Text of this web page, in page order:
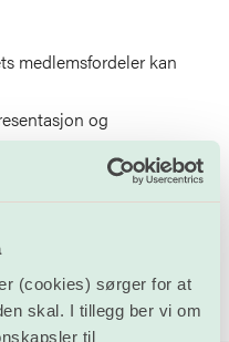
(cookies) sørger for at
skal. I tillegg ber vi om
til
medlemsfordeler kan
og
forsikrings- og
har tilgang på.